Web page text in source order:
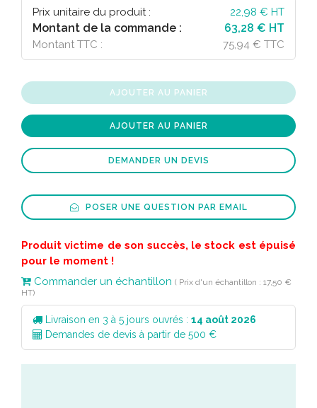
Prix unitaire du produit : 22,98 € HT
Montant de la commande : 63,28 € HT
Montant TTC : 75,94 € TTC
AJOUTER AU PANIER
AJOUTER AU PANIER
DEMANDER UN DEVIS
POSER UNE QUESTION PAR EMAIL
Produit victime de son succès, le stock est épuisé
pour le moment !
Commander un échantillon ( Prix d'un échantillon : 17,50 €
HT)
Livraison en 3 à 5 jours ouvrés : 14 août 2026
Demandes de devis à partir de 500 €